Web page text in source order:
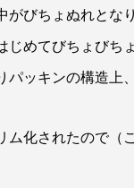
がびちょぬれとな
じめてびちょびち
ッキンの構造上
ム化されたので（